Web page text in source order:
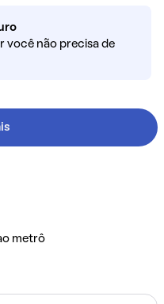
você não precisa de
metrô